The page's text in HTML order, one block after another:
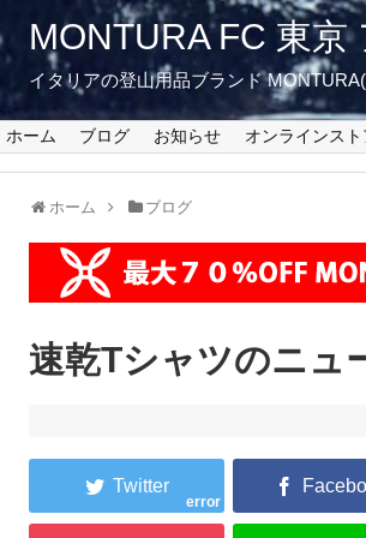
MONTURA FC 東
イタリアの登山用品ブランド
ホーム ブログ お知らせ オンラインスト
ホーム ブログ
速乾Tシャツのニュ
error